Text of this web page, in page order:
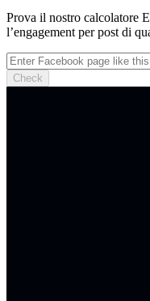
Prova il nostro calcolatore
l’engagement per post di
Check